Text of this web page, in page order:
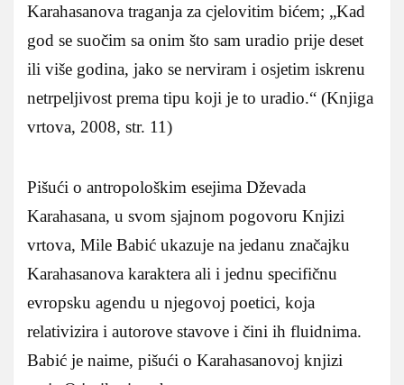
Karahasanova traganja za cjelovitim bićem; „Kad
god se suočim sa onim što sam uradio prije deset
ili više godina, jako se nerviram i osjetim iskrenu
netrpeljivost prema tipu koji je to uradio.“ (Knjiga
vrtova, 2008, str. 11)
Pišući o antropološkim esejima Dževada
Karahasana, u svom sjajnom pogovoru Knjizi
vrtova, Mile Babić ukazuje na jedanu značajku
Karahasanova karaktera ali i jednu specifičnu
evropsku agendu u njegovoj poetici, koja
relativizira i autorove stavove i čini ih fluidnima.
Babić je naime, pišući o Karahasanovoj knjizi